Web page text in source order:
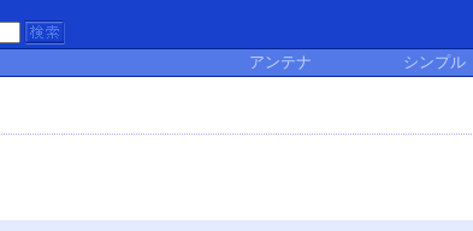
アンテナ シンプル